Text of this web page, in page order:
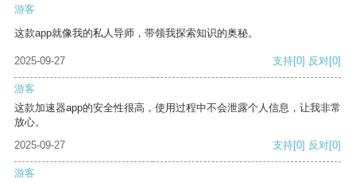
游客
这款app就像我的私人导师，带领我探索知识的奥秘。
2025-09-27 支持[0] 反对[0]
游客
这款加速器app的安全性很高，使用过程中不会泄露个人信息，让我非常
放心。
2025-09-27
支持[0] 反对[0]
游客